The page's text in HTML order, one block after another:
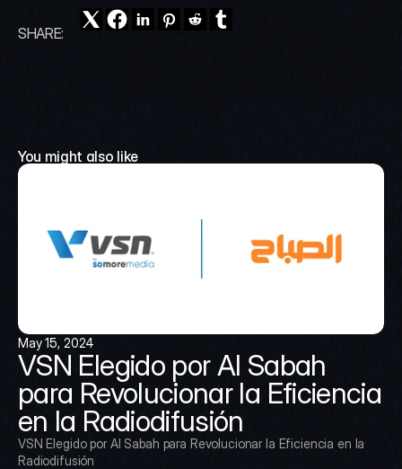
SHARE:
You might also like
May 15, 2024
VSN Elegido por Al Sabah
para Revolucionar la Eficiencia
en la Radiodifusión
VSN Elegido por Al Sabah para Revolucionar la Eficiencia en la
Radiodifusión